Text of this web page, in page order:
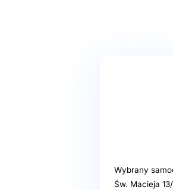
Wybrany
Św. Macieja